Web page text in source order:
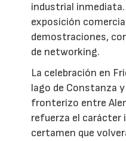
industrial inmediata.
exposición
demostraciones,
de networking.
La celebración en
lago de Constanza
fronterizo entre
refuerza el carácter
certamen que